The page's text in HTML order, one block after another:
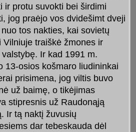
ir protu suvokti bei širdimi
jog praėjo vos dvidešimt dveji
tos nakties, kai sovietų
Vilniuje traiškė žmones ir
Ir kad 1991 m.
13-osios košmaro liudininkai
prisimena, jog viltis buvo
už baimę, o tikėjimas
stipresnis už Raudonąją
Ir tą naktį žuvusių
dar tebeskauda dėl